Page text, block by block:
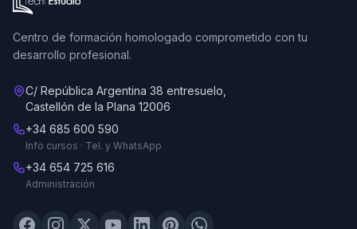
Centro de formación homologado comprometido con tu
desarrollo profesional.
C/ República Argentina 38 entresuelo,
Castellón de la Plana 12006
+34 685 600 590
Info cursos · Tel. y WhatsApp
+34 654 725 616
Administración